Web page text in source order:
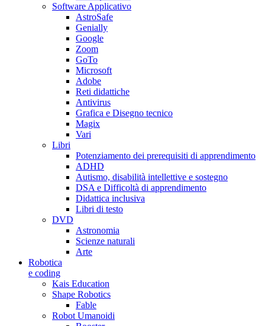
Software Applicativo
AstroSafe
Genially
Google
Zoom
GoTo
Microsoft
Adobe
Reti didattiche
Antivirus
Grafica e Disegno tecnico
Magix
Vari
Libri
Potenziamento dei prerequisiti di apprendimento
ADHD
Autismo, disabilità intellettive e sostegno
DSA e Difficoltà di apprendimento
Didattica inclusiva
Libri di testo
DVD
Astronomia
Scienze naturali
Arte
Robotica
e coding
Kais Education
Shape Robotics
Fable
Robot Umanoidi